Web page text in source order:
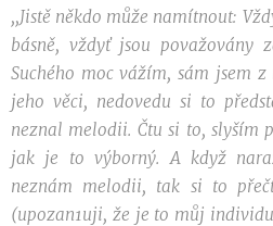
,,Jistě někdo může namítnout:
básně, vždyť jsou považovány
Suchého mocvážím,sám jsem z
jeho věci, nedovedu si to
neznal melodii. Čtu si to, slyším
jak je tovýborný.A když
neznám melodii, tak si to
(upozan1uji, že je to můj